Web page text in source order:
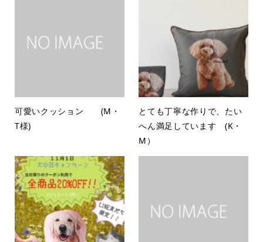
可愛いクッション (M・
T様)
とても丁寧な作りで、たい
へん満足しています (K・
M）